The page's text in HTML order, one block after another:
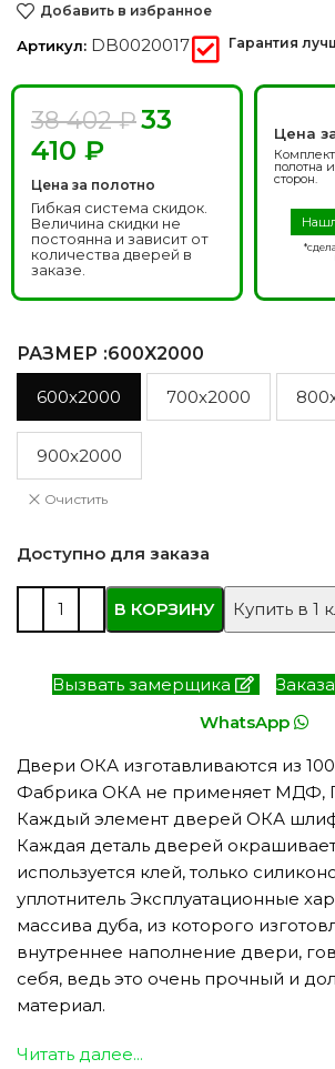
Добавить в избранное
Артикул: DB0020017 Гарантия
38 402₽33
410 ₽
Цена за полотно
Гибкая система скидок.
Величина скидки не
постоянна и зависит от
количества дверей в
заказе.
Цена
Комплект
полотна
сторон.
РАЗМЕР :600X2000
600x2000 700x2000
900x2000
Очистить
Доступно для заказа
В КОРЗИНУ Купить в 1
Вызвать замерщика
WhatsApp
Двери ОКА изготавливаются из
Фабрика ОКА не применяет МДФ,
Каждый элемент дверей ОКА
Каждая деталь дверей
используется клей, только
уплотнитель Эксплуатационные
массива дуба, из которого
внутреннее наполнение двери,
себя, ведь это очень прочный и
материал.
Читать далее...